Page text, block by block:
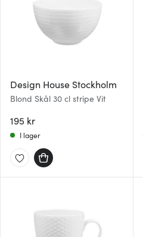
Design House Stockholm
Blond Skål 30 cl stripe Vit
195 kr
I lager